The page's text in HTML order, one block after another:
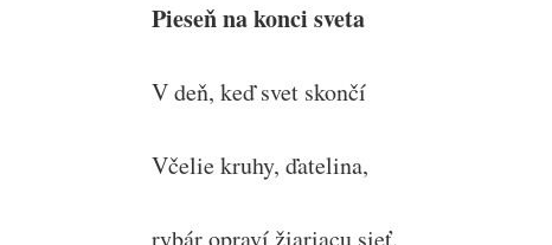
Pieseň na konci sveta
V deň, keď svet skončí
Včelie kruhy, ďatelina,
rybár opraví žiariacu sieť.